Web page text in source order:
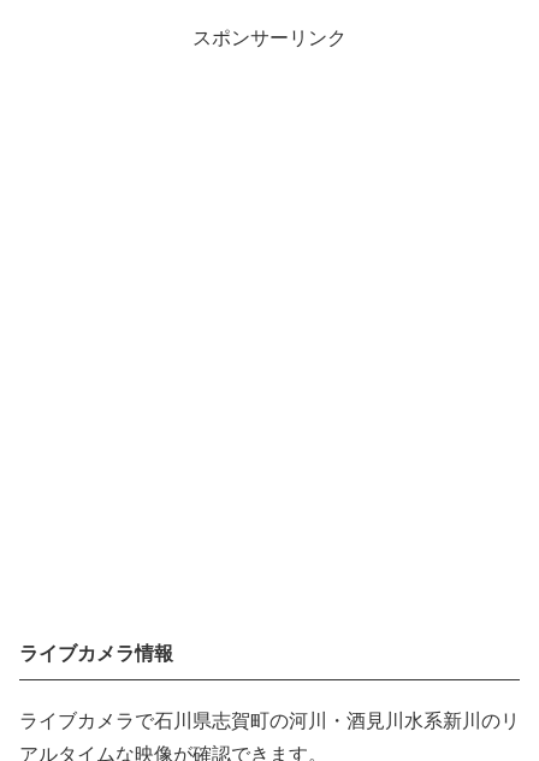
スポンサーリンク
ライブカメラ情報
ライブカメラで石川県志賀町の河川・酒見川水系新川のリ
アルタイムな映像が確認できます。